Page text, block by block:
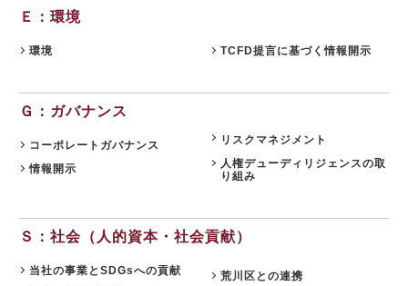
Ｅ：環境
環境 TCFD提言に基づく情報開示
Ｇ：ガバナンス
コーポレートガバナンス
情報開示
リスクマネジメント
人権デューディリジェンスの取
り組み
Ｓ：社会（人的資本・社会貢献）
当社の事業とSDGsへの貢献
荒川区との連携